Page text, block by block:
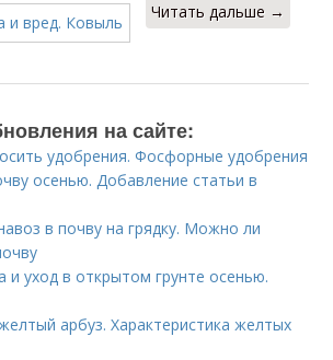
Читать дальше →
на сайте:
удобрения. Фосфорные удобрения
осенью. Добавление статьи в
в почву на грядку. Можно ли
и уход в открытом грунте осенью.
арбуз. Характеристика желтых